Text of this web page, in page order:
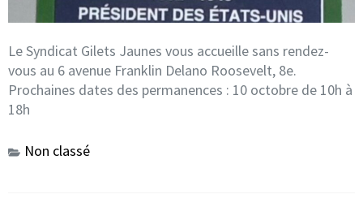
Le Syndicat Gilets Jaunes vous accueille sans rendez-
vous au 6 avenue Franklin Delano Roosevelt, 8e.
Prochaines dates des permanences : 10 octobre de 10h à
18h
Non classé